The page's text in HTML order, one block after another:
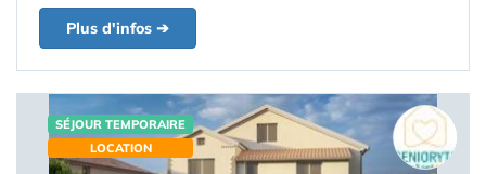
Plus d'infos ➔
SÉJOUR TEMPORAIRE
LOCATION